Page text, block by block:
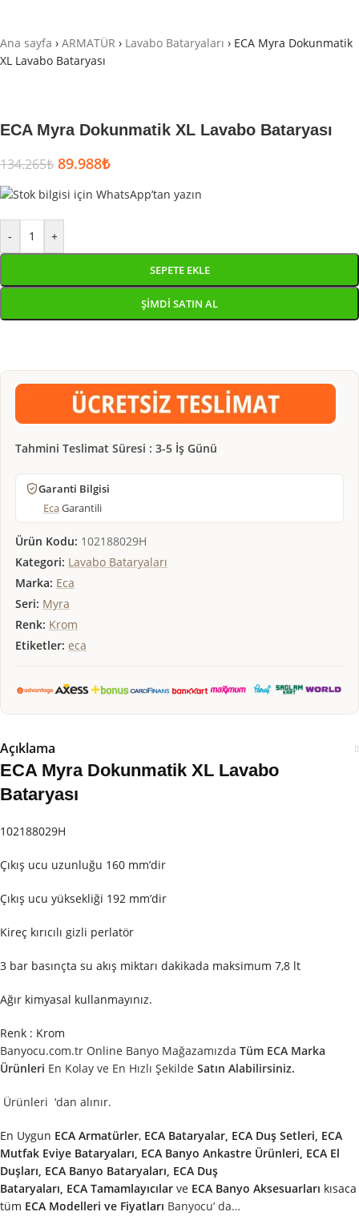
Ana sayfa › ARMATÜR › Lavabo Bataryaları › ECA Myra Dokunmatik
XL Lavabo Bataryası
ECA Myra Dokunmatik XL Lavabo Bataryası
134.265₺ 89.988₺
- +
SEPETE EKLE
ŞIMDI SATIN AL
Tahmini Teslimat Süresi : 3-5 İş Günü
Garanti Bilgisi
EcaGarantili
Ürün Kodu: 102188029H
Kategori: Lavabo Bataryaları
Marka: Eca
Seri: Myra
Renk: Krom
Etiketler: eca
Açıklama
ECA Myra Dokunmatik XL Lavabo
Bataryası
102188029H
Çıkış ucu uzunluğu 160 mm’dir
Çıkış ucu yüksekliği 192 mm’dir
Kireç kırıcılı gizli perlatör
3 bar basınçta su akış miktarı dakikada maksimum 7,8 lt
Ağır kimyasal kullanmayınız.
Renk : Krom
Banyocu.com.tr Online Banyo Mağazamızda Tüm ECA Marka
Ürünleri En Kolay ve En Hızlı Şekilde Satın Alabilirsiniz.
Ürünleri ‘dan alınır.
En Uygun ECA Armatürler, ECA Bataryalar, ECA Duş Setleri, ECA
Mutfak Eviye Bataryaları, ECA Banyo Ankastre Ürünleri, ECA El
Duşları, ECA Banyo Bataryaları, ECA Duş
Bataryaları, ECA Tamamlayıcılar ve ECA Banyo Aksesuarları kısaca
tüm ECA Modelleri ve Fiyatları Banyocu’ da…